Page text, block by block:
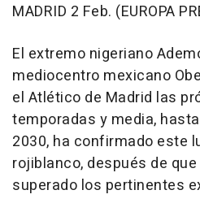
MADRID 2 Feb. (EUROPA
El extremo nigeriano
mediocentro mexicano
el Atlético de Madrid las
temporadas y media,
2030, ha confirmado este
rojiblanco, después de
superado los pertinentes